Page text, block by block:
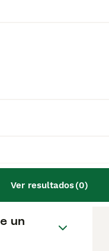
Ver resultados(0)
la mejor
un